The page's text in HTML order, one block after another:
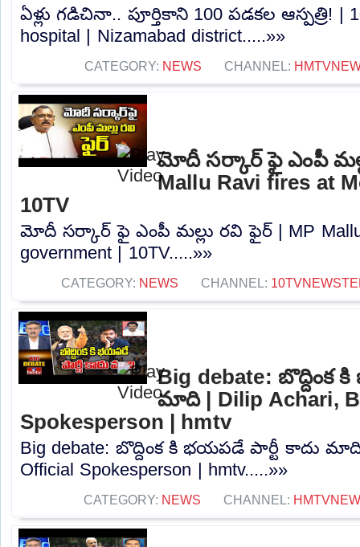
ఏళ్లు గడిచినా.. పూర్తికాని 100 పడకల ఆస్పత్రి! |
hospital | Nizamabad district.....»»
CATEGORY: NEWS CHANNEL:
మోదీ సర్కార్ ఫై ఎంపీ
Mallu Ravi fires at
10TV
మోదీ సర్కార్ ఫై ఎంపీ మల్లు రవి ఫైర్ | MP Mallu
government | 10TV.....»»
CATEGORY: NEWS CHANNEL:
Big debate: బొద్దింక
మాది | Dilip Achari,
Spokesperson | hmtv
Big debate: బొద్దింక కి భయపడే పార్టీ కాదు మాది
Official Spokesperson | hmtv.....»»
CATEGORY: NEWS CHANNEL: